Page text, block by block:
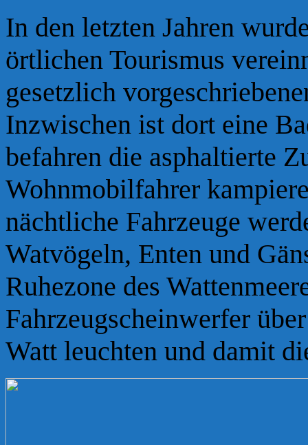
In den letzten Jahren
örtlichen Tourismus
gesetzlich
Inzwischen ist dort eine
befahren die asphaltierte
Wohnmobilfahrer
nächtliche Fahrzeuge
Watvögeln, Enten und
Ruhezone des
Fahrzeugscheinwerfer
Watt leuchten und damit